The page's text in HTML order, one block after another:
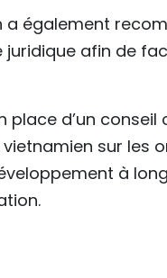
a également
afin de
place d’un
sur les
à